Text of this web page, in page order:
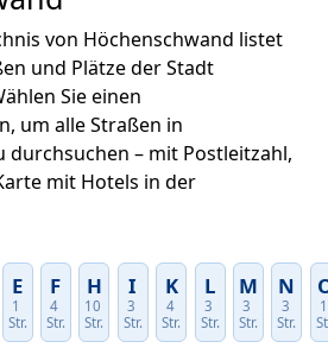
von Höchenschwand listet
und Plätze der Stadt
Sie einen
um alle Straßen in
durchsuchen – mit Postleitzahl,
mit Hotels in der
E
1
Str.
F
4
Str.
H
10
Str.
I
3
Str.
K
4
Str.
L
3
Str.
M
3
Str.
N
3
Str.